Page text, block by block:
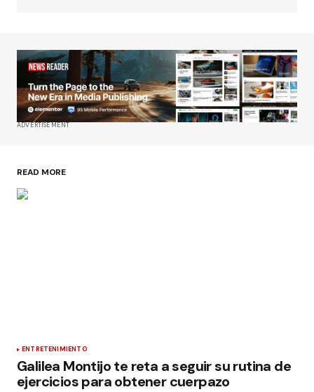
ADVERTISEMENT
READ MORE
ENTRETENIMIENTO
Galilea Montijo te reta a seguir su rutina de
ejercicios para obtener cuerpazo